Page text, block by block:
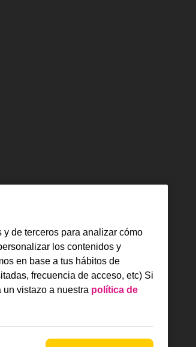
de terceros para analizar cómo
los contenidos y
en base a tus hábitos de
frecuencia de acceso, etc) Si
vistazo a nuestra política de